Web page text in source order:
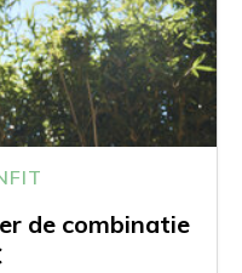
de combinatie